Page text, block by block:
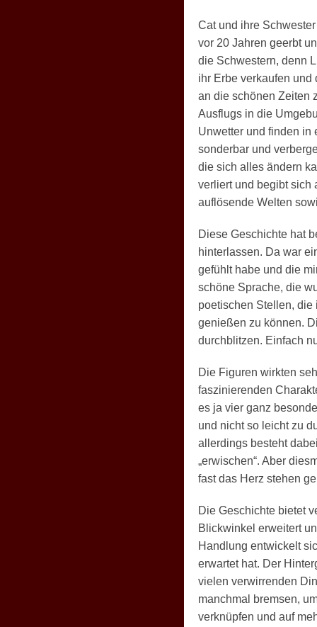
Cat und ihre
vor 20 Jahren geerbt
die Schwestern, denn
ihr Erbe verkaufen
an die schönen Zeiten
Ausflugs in die
Unwetter und finden in
sonderbar und
die sich alles ändern
verliert und begibt sich
auflösende Welten
Diese Geschichte hat
hinterlassen. Da war
gefühlt habe und die
schöne Sprache, die
poetischen Stellen, die
genießen zu können.
durchblitzen. Einfach
Die Figuren wirkten
faszinierenden
es ja vier ganz
und nicht so leicht zu
allerdings besteht
„erwischen“. Aber
fast das Herz stehen
Die Geschichte bietet
Blickwinkel erweitert
Handlung entwickelt
erwartet hat. Der
vielen verwirrenden
manchmal bremsen,
verknüpfen und auf